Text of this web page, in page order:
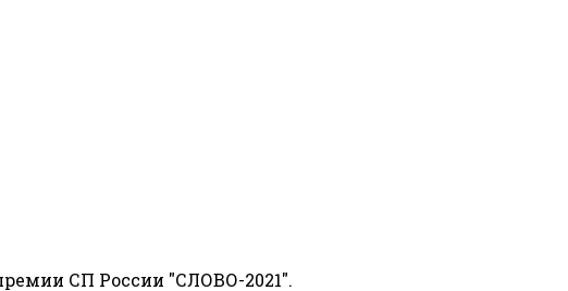
СП России "СЛОВО-2021".